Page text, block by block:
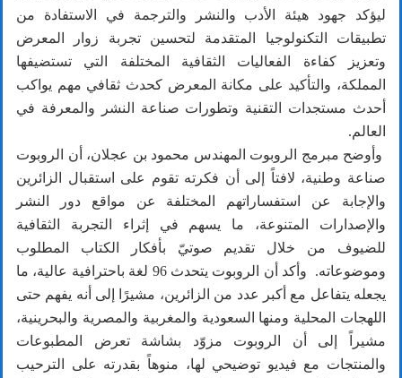
ليؤكد جهود هيئة الأدب والنشر والترجمة في الاستفادة من
تطبيقات التكنولوجيا المتقدمة لتحسين تجربة زوار المعرض
وتعزيز كفاءة الفعاليات الثقافية المختلفة التي تستضيفها
المملكة، والتأكيد على مكانة المعرض كحدث ثقافي مهم يواكب
أحدث مستجدات التقنية وتطورات صناعة النشر والمعرفة في
العالم.
وأوضح مبرمج الروبوت المهندس محمود بن عجلان، أن الروبوت
صناعة وطنية، لافتاً إلى أن فكرته تقوم على استقبال الزائرين
والإجابة عن استفساراتهم المختلفة عن مواقع دور النشر
والإصدارات المتنوعة، ما يسهم في إثراء التجربة الثقافية
للضيوف من خلال تقديم صوتيّ بأفكار الكتاب المطلوب
وموضوعاته. وأكد أن الروبوت يتحدث 96 لغة باحترافية عالية، ما
يجعله يتفاعل مع أكبر عدد من الزائرين، مشيرًا إلى أنه يفهم حتى
اللهجات المحلية ومنها السعودية والمغربية والمصرية والبحرينية،
مشيراً إلى أن الروبوت مزوّد بشاشة تعرض المطبوعات
والمنتجات مع فيديو توضيحي لها، منوهاً بقدرته على الترحيب